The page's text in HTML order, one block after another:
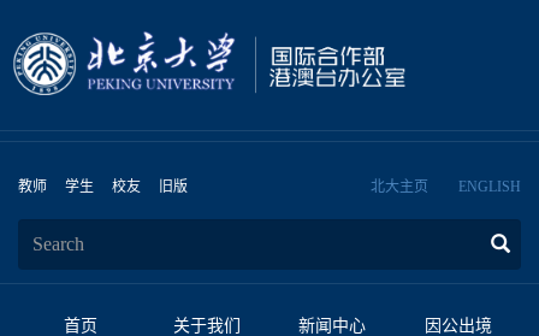
教师 学生 校友 旧版 北大主页 ENGLISH
首页 关于我们 新闻中心 因公出境